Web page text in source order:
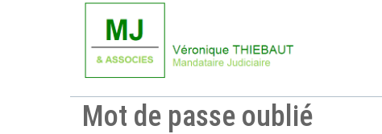
Mot de passe oublié